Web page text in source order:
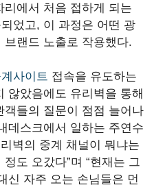
에서 처음 접하게 되는
었고, 이 과정은 어떤 광
브랜드 노출로 작용했다.
사이트 접속을 유도하는
않았음에도 유리벽을 통해
객들의 질문이 점점 늘어나
데스크에서 일하는 주연수
벽의 중계 채널이 뭐냐는
도 오갔다”며 “현재는 그
신 자주 오는 손님들은 먼